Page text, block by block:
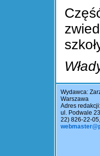
Wydawca:
Warszawa
Adres
ul. Podwale
22) 826-22-